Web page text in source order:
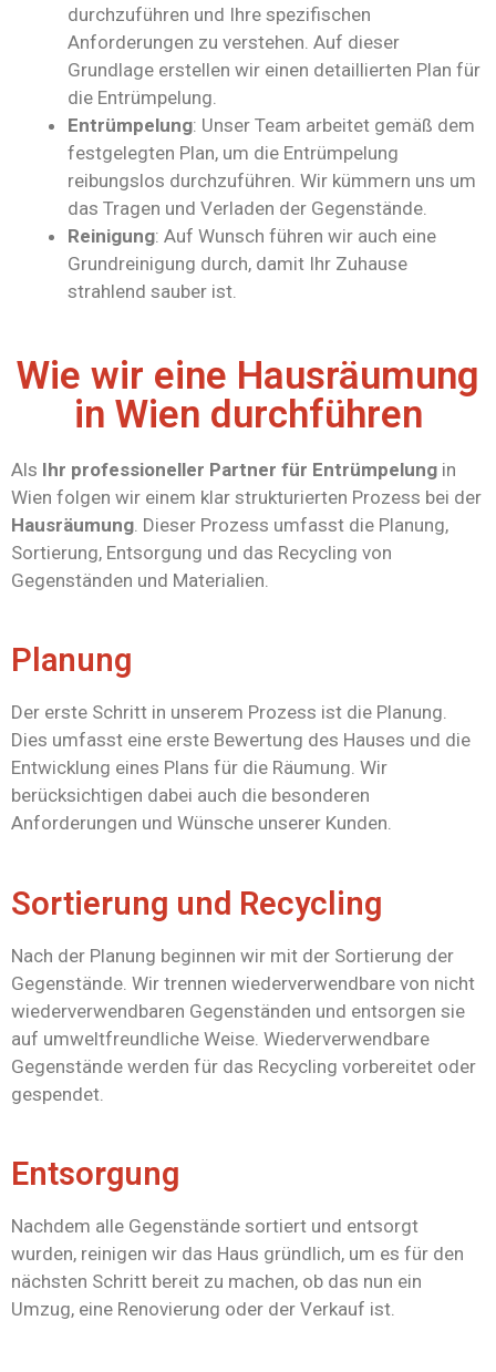
durchzuführen und Ihre spezifischen
Anforderungen zu verstehen. Auf dieser
Grundlage erstellen wir einen detaillierten Plan für
die Entrümpelung.
Entrümpelung: Unser Team arbeitet gemäß dem
festgelegten Plan, um die Entrümpelung
reibungslos durchzuführen. Wir kümmern uns um
das Tragen und Verladen der Gegenstände.
Reinigung: Auf Wunsch führen wir auch eine
Grundreinigung durch, damit Ihr Zuhause
strahlend sauber ist.
Wie wir eine Hausräumung
in Wien durchführen
Als Ihr professioneller Partner für Entrümpelung in
Wien folgen wir einem klar strukturierten Prozess bei der
Hausräumung . Dieser Prozess umfasst die Planung,
Sortierung, Entsorgung und das Recycling von
Gegenständen und Materialien.
Planung
Der erste Schritt in unserem Prozess ist die Planung.
Dies umfasst eine erste Bewertung des Hauses und die
Entwicklung eines Plans für die Räumung. Wir
berücksichtigen dabei auch die besonderen
Anforderungen und Wünsche unserer Kunden.
Sortierung und Recycling
Nach der Planung beginnen wir mit der Sortierung der
Gegenstände. Wir trennen wiederverwendbare von nicht
wiederverwendbaren Gegenständen und entsorgen sie
auf umweltfreundliche Weise. Wiederverwendbare
Gegenstände werden für das Recycling vorbereitet oder
gespendet.
Entsorgung
Nachdem alle Gegenstände sortiert und entsorgt
wurden, reinigen wir das Haus gründlich, um es für den
nächsten Schritt bereit zu machen, ob das nun ein
Umzug, eine Renovierung oder der Verkauf ist.